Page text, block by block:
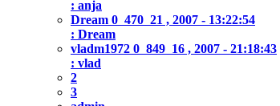
: anja
Dream 0 470 21 , 2007 - 13:22:54
: Dream
vladm1972 0 849 16 , 2007 - 21:18:43
: vlad
2
3